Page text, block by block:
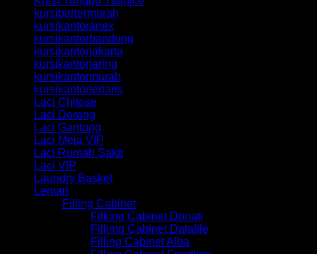
kursibartermurah
kursikantoranex
kursikantorbandung
kursikantorjakarta
kursikantorjaring
kursikantormurah
kursikantorterlaris
Laci Chitose
Laci Dorong
Laci Gantung
Laci Meja VIP
Laci Rumah Sakit
Laci VIP
Laundry Basket
Lemari
Filling Cabinet
Filking Cabinet Donati
Fillimg Cabinet Datafile
Filling Cabinet Alba